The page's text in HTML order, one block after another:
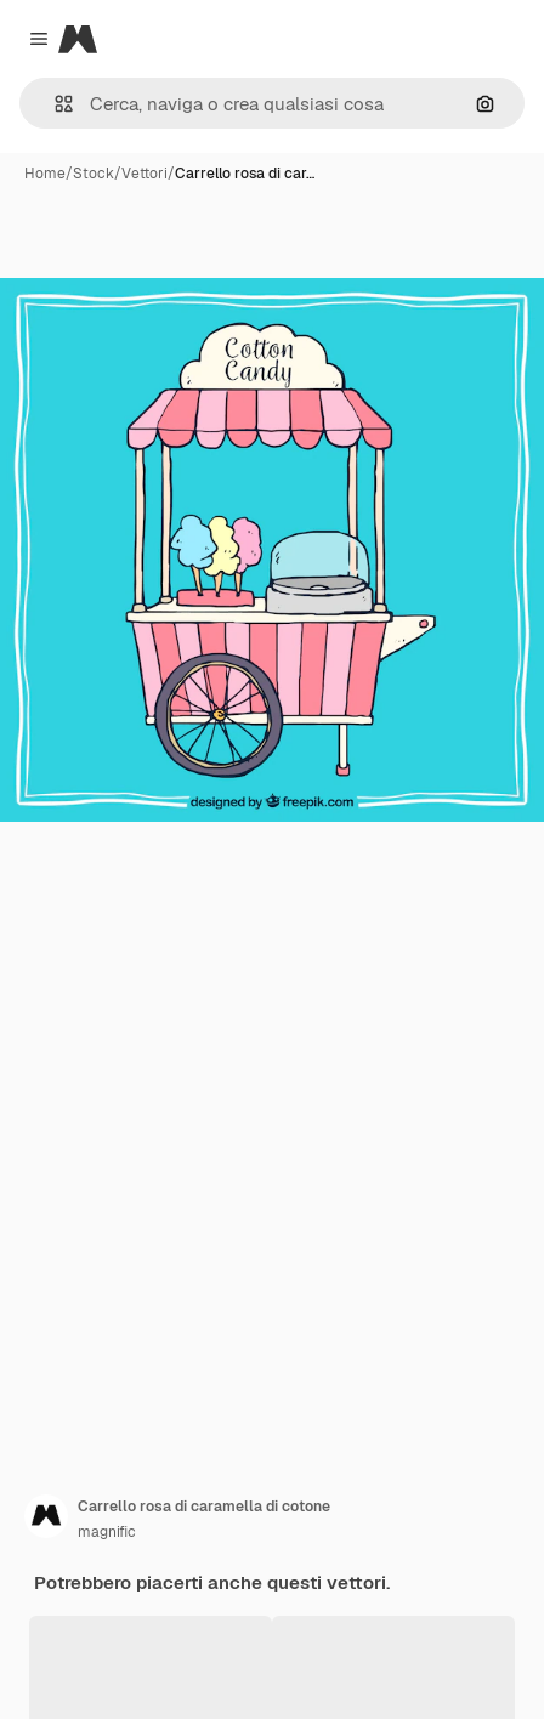
Close menu
Magnific
Cerca
Home/Stock/Vettori/Carrello rosa di car…
Carrello rosa di caramella di cotone
magnific
Potrebbero piacerti anche questi vettori.